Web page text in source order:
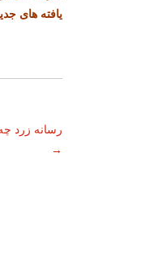
یافته های
رسانه زرد
→